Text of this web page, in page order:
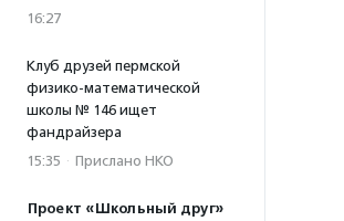
16:27
Клуб друзей пермской
физико-математической
школы № 146 ищет
фандрайзера
15:35 · Прислано НКО
Проект «Школьный друг»